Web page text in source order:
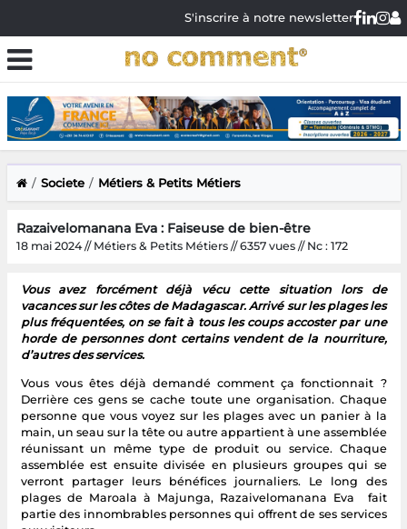
S'inscrire à notre newsletter
Societe Métiers & Petits Métiers
Razaivelomanana Eva : Faiseuse de bien-être
18 mai 2024 // Métiers & Petits Métiers // 6357 vues // Nc : 172
Vous avez forcément déjà vécu cette situation lors de
vacances sur les côtes de Madagascar. Arrivé sur les plages les
plus fréquentées, on se fait à tous les coups accoster par une
horde de personnes dont certains vendent de la nourriture,
d’autres des services.
Vous vous êtes déjà demandé comment ça fonctionnait ?
Derrière ces gens se cache toute une organisation. Chaque
personne que vous voyez sur les plages avec un panier à la
main, un seau sur la tête ou autre appartient à une assemblée
réunissant un même type de produit ou service. Chaque
assemblée est ensuite divisée en plusieurs groupes qui se
verront partager leurs bénéfices journaliers. Le long des
plages de Maroala à Majunga, Razaivelomanana Eva fait
partie des innombrables personnes qui offrent de ses services